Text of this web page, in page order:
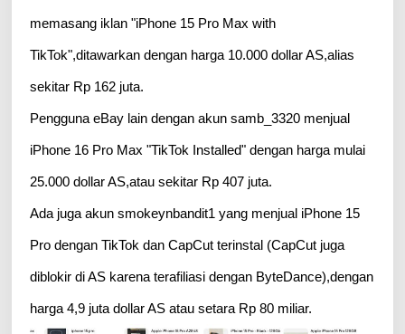
memasang iklan "iPhone 15 Pro Max with
TikTok",ditawarkan dengan harga 10.000 dollar AS,alias
sekitar Rp 162 juta.
Pengguna eBay lain dengan akun samb_3320 menjual
iPhone 16 Pro Max "TikTok Installed" dengan harga mulai
25.000 dollar AS,atau sekitar Rp 407 juta.
Ada juga akun smokeynbandit1 yang menjual iPhone 15
Pro dengan TikTok dan CapCut terinstal (CapCut juga
diblokir di AS karena terafiliasi dengan ByteDance),dengan
harga 4,9 juta dollar AS atau setara Rp 80 miliar.